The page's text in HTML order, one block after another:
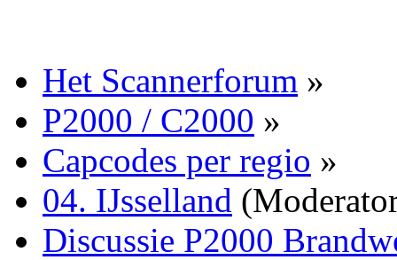
Het Scannerforum »
P2000 / C2000 »
Capcodes per regio »
04. IJsselland
Discussie P2000